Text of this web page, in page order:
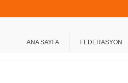
ANA SAYFA FEDERASYON